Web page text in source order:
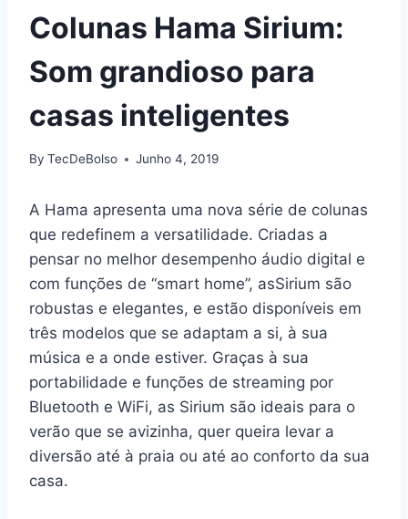
Colunas Hama Sirium:
Som grandioso para
casas inteligentes
By TecDeBolso Junho 4, 2019
A Hama apresenta uma nova série de colunas
que redefinem a versatilidade. Criadas a
pensar no melhor desempenho áudio digital e
com funções de “smart home”, asSirium são
robustas e elegantes, e estão disponíveis em
três modelos que se adaptam a si, à sua
música e a onde estiver. Graças à sua
portabilidade e funções de streaming por
Bluetooth e WiFi, as Sirium são ideais para o
verão que se avizinha, quer queira levar a
diversão até à praia ou até ao conforto da sua
casa.